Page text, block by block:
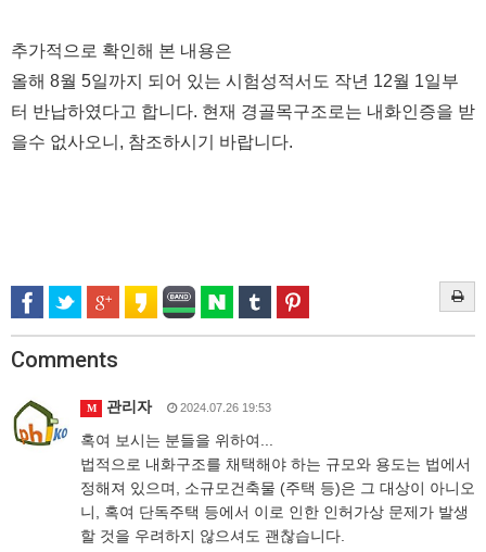
추가적으로 확인해 본 내용은
올해 8월 5일까지 되어 있는 시험성적서도 작년 12월 1일부
터 반납하였다고 합니다. 현재 경골목구조로는 내화인증을 받
을수 없사오니, 참조하시기 바랍니다.
Comments
M 관리자 2024.07.26 19:53
혹여 보시는 분들을 위하여...
법적으로 내화구조를 채택해야 하는 규모와 용도는 법에서
정해져 있으며, 소규모건축물 (주택 등)은 그 대상이 아니오
니, 혹여 단독주택 등에서 이로 인한 인허가상 문제가 발생
할 것을 우려하지 않으셔도 괜찮습니다.